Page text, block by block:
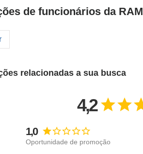
de funcionários da
relacionadas a sua busca
4,2
1,0
Oportunidade de promoção